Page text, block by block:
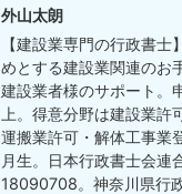
外山太朗
【建設業専門の行政書士
めとする建設業関連のお
建設業者様のサポート。
上。得意分野は建設業許
運搬業許可・解体工事業
月生。日本行政書士会連
18090708。神奈川県行